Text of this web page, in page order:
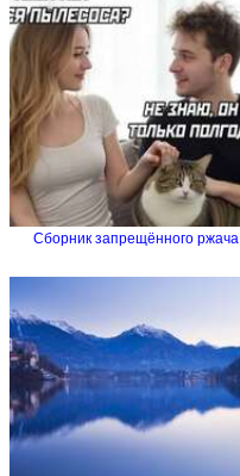
Сборник запрещённого ржача